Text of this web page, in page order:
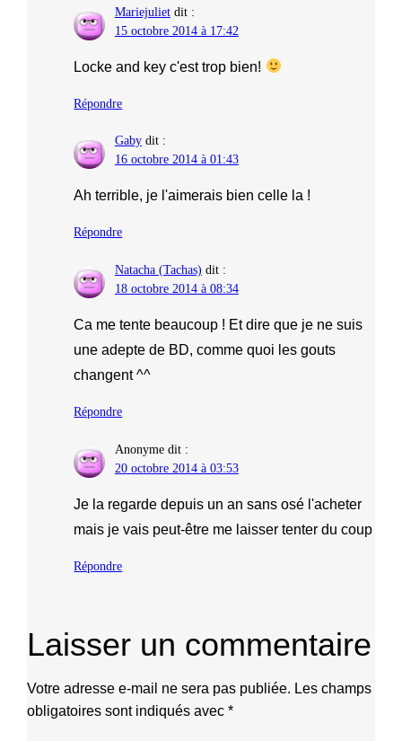
Mariejuliet dit :
15 octobre 2014 à 17:42
Locke and key c'est trop bien!
Répondre
Gaby dit :
16 octobre 2014 à 01:43
Ah terrible, je l'aimerais bien celle la !
Répondre
Natacha (Tachas) dit :
18 octobre 2014 à 08:34
Ca me tente beaucoup ! Et dire que je ne suis
une adepte de BD, comme quoi les gouts
changent ^^
Répondre
Anonyme dit :
20 octobre 2014 à 03:53
Je la regarde depuis un an sans osé l'acheter
mais je vais peut-être me laisser tenter du coup
Répondre
Laisser un commentaire
Votre adresse e-mail ne sera pas publiée. Les champs
obligatoires sont indiqués avec*